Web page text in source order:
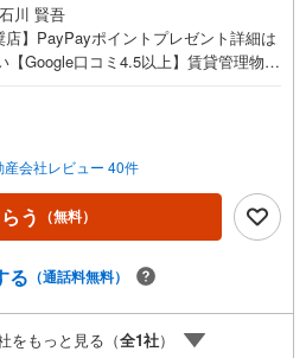
石川 賢吾
店】PayPayポイントプレゼント詳細は
【Google口コミ4.5以上】賃貸管理物件
ョンを購入する際、最大のリスクは
りがいくら高かろうとも、空室が続
いた餅になってしまいます。弊社で
は、人気エリアのお薦め物件はもち
のニーズに合った人気のお部屋等、賃
の培ってきた知識と経験を基に物件を
ださい。掲載されている物件は、弊社
※記載賃料等の収入や利回りは、将来に
とを保証するものではありません。※賃
産会社レビュー 40件
う （無料）
る （通話料無料）
をもっと見る（全1社）